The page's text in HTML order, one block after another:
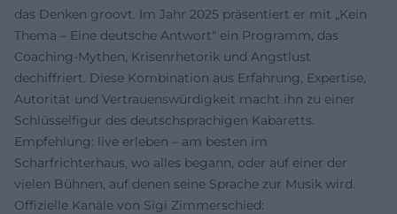
das Denken groovt. Im Jahr 2025 präsentiert er mit „Kein
Thema – Eine deutsche Antwort“ ein Programm, das
Coaching-Mythen, Krisenrhetorik und Angstlust
dechiffriert. Diese Kombination aus Erfahrung, Expertise,
Autorität und Vertrauenswürdigkeit macht ihn zu einer
Schlüsselfigur des deutschsprachigen Kabaretts.
Empfehlung: live erleben – am besten im
Scharfrichterhaus, wo alles begann, oder auf einer der
vielen Bühnen, auf denen seine Sprache zur Musik wird.
Offizielle Kanäle von Sigi Zimmerschied: